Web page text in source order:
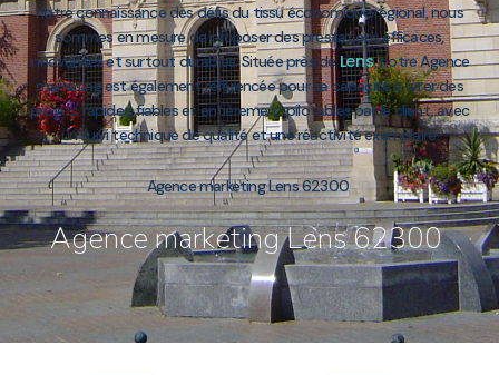
notre connaissance des défis du tissu économique régional, nous
sommes en mesure de proposer des prestations efficaces,
innovantes et surtout durables. Située près de Lens, notre Agence
marketing est également référencée pour sa capacité à livrer des
projets rapides, fiables et entièrement pilotables par le client, avec
un suivi technique de qualité et une réactivité exemplaire.
Agence marketing Lens 62300
Agence marketing Lens 62300